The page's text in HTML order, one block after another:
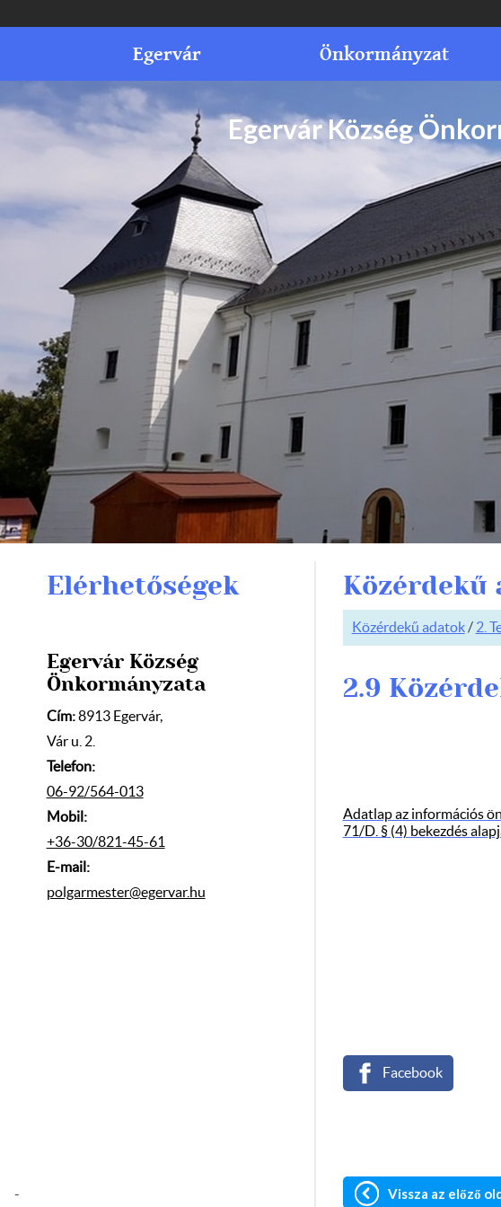
Egervár Önkormányzat
Egervár Község
-
Elérhetőségek
Egervár Község
Önkormányzata
Cím:8913 Egervár,
Vár u. 2.
Telefon:
06-92/564-013
Mobil:
+36-30/821-45-61
E-mail:
polgarmester@egervar.hu
Közérdekű
Közérdekű adatok/ 2.
2.9
Adatlap az információs
71/D. § (4) bekezdés
Facebook
Vissza az előző